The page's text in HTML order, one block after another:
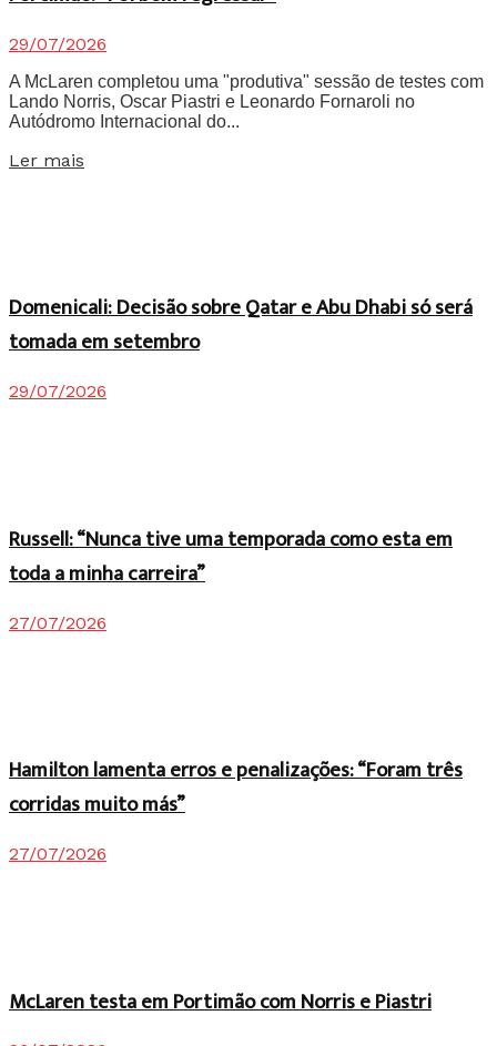
29/07/2026
A McLaren completou uma "produtiva" sessão de testes com
Lando Norris, Oscar Piastri e Leonardo Fornaroli no
Autódromo Internacional do...
Ler mais
Domenicali: Decisão sobre Qatar e Abu Dhabi só será
tomada em setembro
29/07/2026
Russell: “Nunca tive uma temporada como esta em
toda a minha carreira”
27/07/2026
Hamilton lamenta erros e penalizações: “Foram três
corridas muito más”
27/07/2026
McLaren testa em Portimão com Norris e Piastri